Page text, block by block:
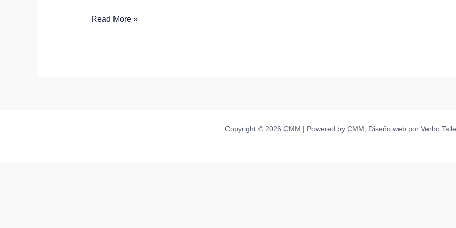
Read More »
Copyright © 2026 CMM | Powered by CMM, Diseño web por Verbo